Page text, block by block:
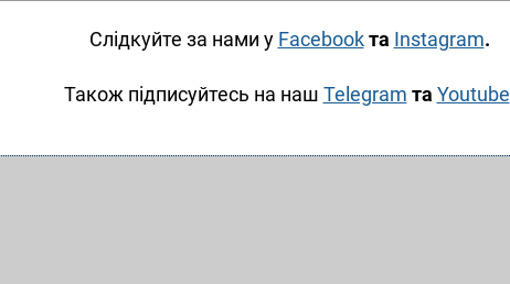
Слідкуйте за нами у Facebookта Instagram.
Також підписуйтесь на наш Telegram та Youtube